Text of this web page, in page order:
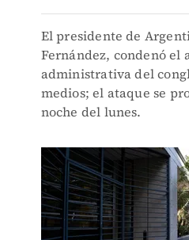
El presidente de
Fernández, condenó el
administrativa del
medios; el ataque se
noche del lunes.